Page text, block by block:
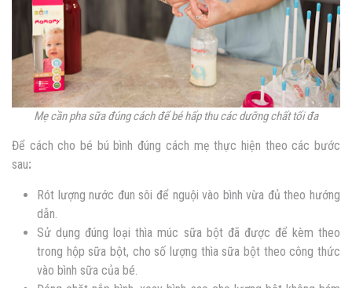
Mẹ cần pha sữa đúng cách để bé hấp thu các dưỡng chất tối đa
Để cách cho bé bú bình đúng cách mẹ thực hiện theo các bước
sau:
Rót lượng nước đun sôi để nguội vào bình vừa đủ theo hướng
dẫn.
Sử dụng đúng loại thìa múc sữa bột đã được để kèm theo
trong hộp sữa bột, cho số lượng thìa sữa bột theo công thức
vào bình sữa của bé.